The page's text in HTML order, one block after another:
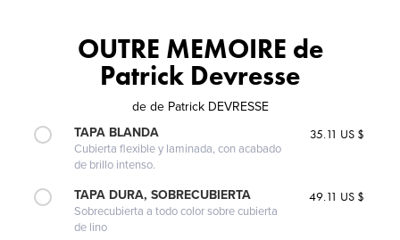
OUTRE MEMOIRE de
Patrick Devresse
de de Patrick DEVRESSE
TAPA BLANDA
Cubierta flexible y laminada, con acabado
de brillo intenso.
35.11 US $
TAPA DURA, SOBRECUBIERTA
Sobrecubierta a todo color sobre cubierta
de lino
49.11 US $